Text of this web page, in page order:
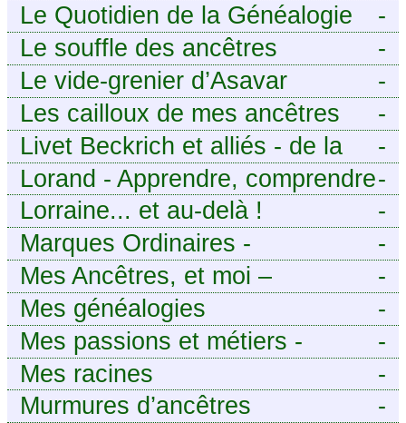
-
Le Quotidien de la Généalogie
-
Le souffle des ancêtres
-
Le vide-grenier d’Asavar
-
Les cailloux de mes ancêtres
-
Livet Beckrich et alliés - de la
généalogie à l’écriture.
-
Lorand - Apprendre, comprendre
et transmettre pour exister.
(Descartes)
-
Lorraine... et au-delà !
-
Marques Ordinaires -
Généalogie de Moselle et
d’ailleurs
-
Mes Ancêtres, et moi –
Découvrez mes aïeux en Ille-et-
Vilaine et ailleurs
-
Mes généalogies
-
Mes passions et métiers -
Généalogie et Tir à l’Arc
-
Mes racines
-
Murmures d’ancêtres